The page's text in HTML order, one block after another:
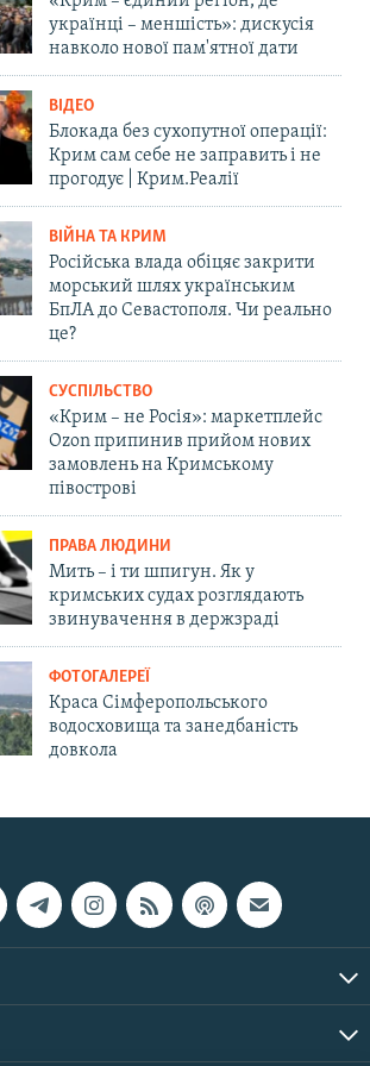
українці – меншість»: дискусія
навколо нової пам'ятної дати
ВІДЕО
Блокада без сухопутної операції:
Крим сам себе не заправить і не
прогодує | Крим.Реалії
ВІЙНА ТА КРИМ
Російська влада обіцяє закрити
морський шлях українським
БпЛА до Севастополя. Чи реально
це?
СУСПІЛЬСТВО
«Крим – не Росія»: маркетплейс
Ozon припинив прийом нових
замовлень на Кримському
півострові
ПРАВА ЛЮДИНИ
Мить – і ти шпигун. Як у
кримських судах розглядають
звинувачення в держзраді
ФОТОГАЛЕРЕЇ
Краса Сімферопольського
водосховища та занедбаність
довкола